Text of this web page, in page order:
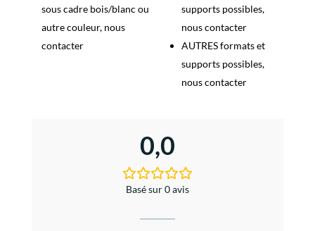
sous cadre bois/blanc ou
autre couleur, nous
contacter
supports possibles,
nous contacter
AUTRES formats et
supports possibles,
nous contacter
0,0
Basé sur 0 avis